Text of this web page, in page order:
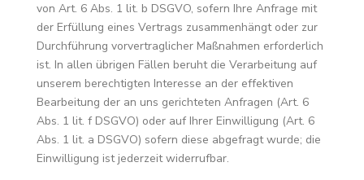
von Art. 6 Abs. 1 lit. b DSGVO, sofern Ihre Anfrage mit
der Erfüllung eines Vertrags zusammenhängt oder zur
Durchführung vorvertraglicher Maßnahmen erforderlich
ist. In allen übrigen Fällen beruht die Verarbeitung auf
unserem berechtigten Interesse an der effektiven
Bearbeitung der an uns gerichteten Anfragen (Art. 6
Abs. 1 lit. f DSGVO) oder auf Ihrer Einwilligung (Art. 6
Abs. 1 lit. a DSGVO) sofern diese abgefragt wurde; die
Einwilligung ist jederzeit widerrufbar.